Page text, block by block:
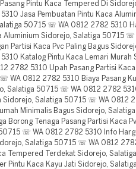
Pintu Kaca Tempered Di
Jasa Pembuatan Pintu Kaca
50715 ☏ WA 0812 2782 5310
Aluminium Sidorejo, Salatiga 50715 ☏
Partisi Kaca Pvc Paling Bagus
Katalog Pintu Kaca Lemari Murah
2782 5310 Upah Pasang Partisi Kaca
WA 0812 2782 5310 Biaya Pasang
Salatiga 50715 ☏ WA 0812 2782
Sidorejo, Salatiga 50715 ☏ WA 0812
Minimalis Bagus Sidorejo,
Borong Tenaga Pasang Partisi Kaca
☏ WA 0812 2782 5310 Info
Salatiga 50715 ☏ WA 0812
Tempered Terdekat Sidorejo,
Pintu Kaca Kayu Jati Sidorejo,